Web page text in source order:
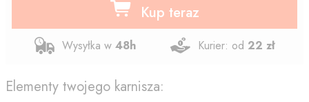
Kup teraz
Wysyłka w 48h Kurier: od 22 zł
Elementy twojego karnisza: